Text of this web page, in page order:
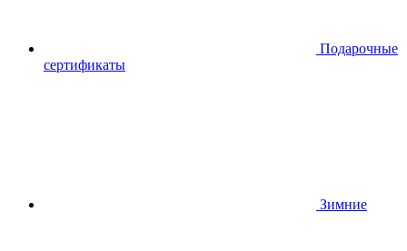
Подарочные
сертификаты
Зимние